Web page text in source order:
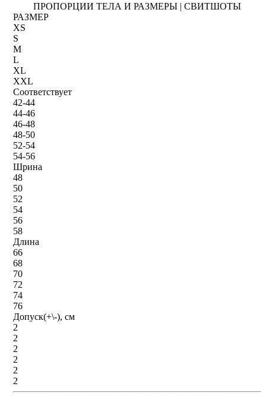
ПРОПОРЦИИ ТЕЛА И РАЗМЕРЫ | СВИТШОТЫ
РАЗМЕР
XS
S
M
L
XL
XXL
Соответствует
42-44
44-46
46-48
48-50
52-54
54-56
Шрина
48
50
52
54
56
58
Длина
66
68
70
72
74
76
Допуск(+\-), см
2
2
2
2
2
2